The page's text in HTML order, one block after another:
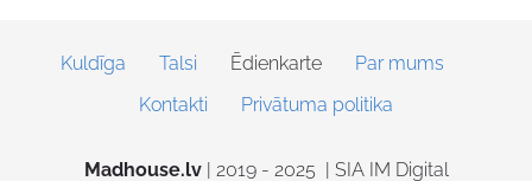
Kuldīga Talsi Ēdienkarte
Par mums
Kontakti
Privātuma politika
Madhouse.lv| 2019 - 2025 | SIA IM Digital